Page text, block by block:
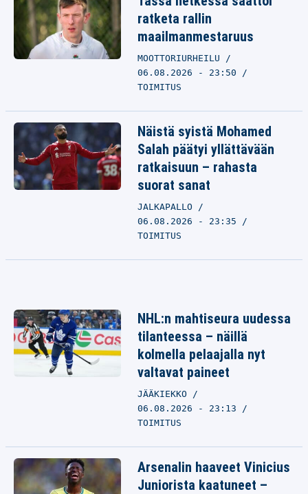
ratketa rallin
maailmanmestaruus
MOOTTORIURHEILU
06.08.2026 - 23:50
TOIMITUS
Näistä syistä Mohamed
Salah päätyi yllättävään
ratkaisuun – rahasta
suorat sanat
JALKAPALLO
06.08.2026 - 23:35
TOIMITUS
NHL:n mahtiseura uudessa
tilanteessa – näillä
kolmella pelaajalla nyt
valtavat paineet
JÄÄKIEKKO
06.08.2026 - 23:13
TOIMITUS
Arsenalin haaveet Vinicius
Juniorista kaatuneet –